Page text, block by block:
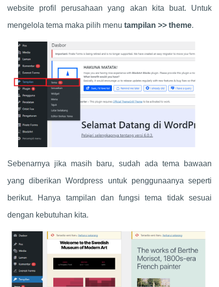
website profil perusahaan yang akan kita buat. Untuk
mengelola tema maka pilih menu tampilan >> theme.
Sebenarnya jika masih baru, sudah ada tema bawaan
yang diberikan Wordpress untuk penggunaanya seperti
berikut. Hanya tampilan dan fungsi tema tidak sesuai
dengan kebutuhan kita.